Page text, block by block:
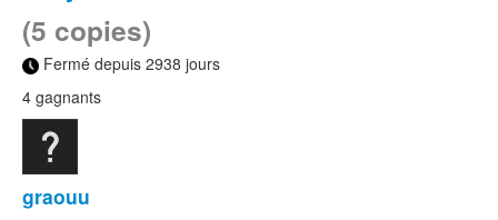
(5 copies)
Fermé depuis 2938 jours
4 gagnants
graouu